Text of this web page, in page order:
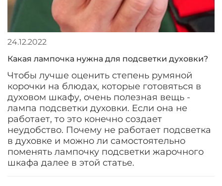
24.12.2022
Какая лампочка нужна для подсветки духовки?
Чтобы лучше оценить степень румяной
корочки на блюдах, которые готовяться в
духовом шкафу, очень полезная вещь -
лампа подсветки духовки. Если она не
работает, то это конечно создает
неудобство. Почему не работает подсветка
в духовке и можно ли самостоятельно
поменять лампочку подсветки жарочного
шкафа далее в этой статье.